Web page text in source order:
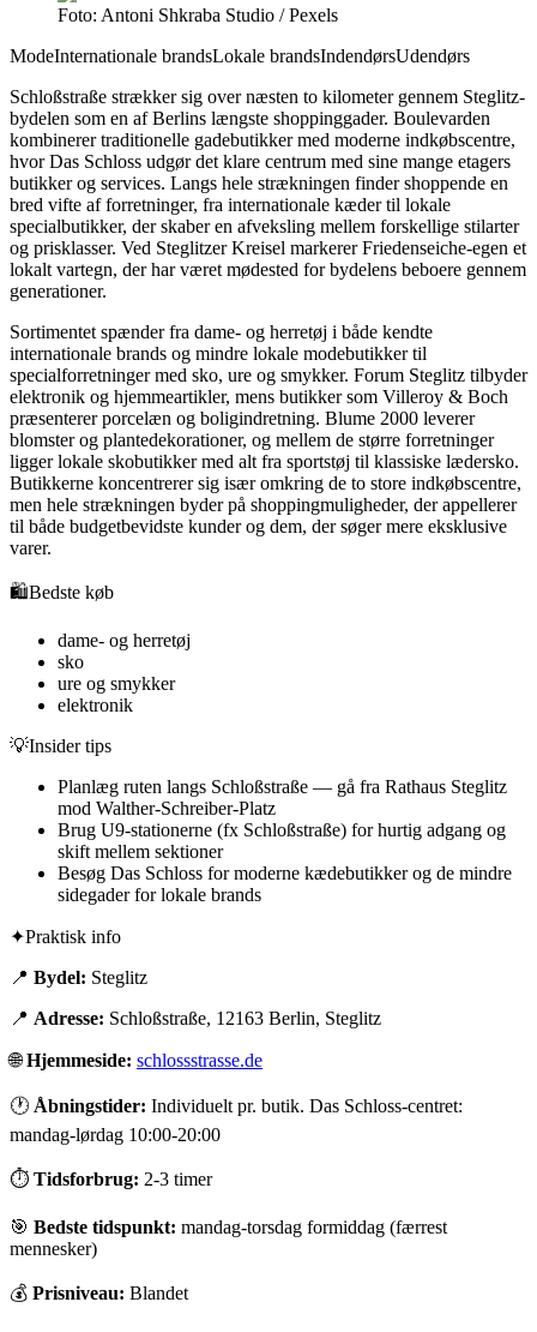
Foto: Antoni Shkraba Studio / Pexels
ModeInternationale brandsLokale brandsIndendørsUdendørs
Schloßstraße strækker sig over næsten to kilometer gennem Steglitz-
bydelen som en af Berlins længste shoppinggader. Boulevarden
kombinerer traditionelle gadebutikker med moderne indkøbscentre,
hvor Das Schloss udgør det klare centrum med sine mange etagers
butikker og services. Langs hele strækningen finder shoppende en
bred vifte af forretninger, fra internationale kæder til lokale
specialbutikker, der skaber en afveksling mellem forskellige stilarter
og prisklasser. Ved Steglitzer Kreisel markerer Friedenseiche-egen et
lokalt vartegn, der har været mødested for bydelens beboere gennem
generationer.
Sortimentet spænder fra dame- og herretøj i både kendte
internationale brands og mindre lokale modebutikker til
specialforretninger med sko, ure og smykker. Forum Steglitz tilbyder
elektronik og hjemmeartikler, mens butikker som Villeroy & Boch
præsenterer porcelæn og boligindretning. Blume 2000 leverer
blomster og plantedekorationer, og mellem de større forretninger
ligger lokale skobutikker med alt fra sportstøj til klassiske lædersko.
Butikkerne koncentrerer sig især omkring de to store indkøbscentre,
men hele strækningen byder på shoppingmuligheder, der appellerer
til både budgetbevidste kunder og dem, der søger mere eksklusive
varer.
🛍️Bedste køb
dame- og herretøj
sko
ure og smykker
elektronik
💡Insider tips
Planlæg ruten langs Schloßstraße — gå fra Rathaus Steglitz
mod Walther-Schreiber-Platz
Brug U9-stationerne (fx Schloßstraße) for hurtig adgang og
skift mellem sektioner
Besøg Das Schloss for moderne kædebutikker og de mindre
sidegader for lokale brands
✦Praktisk info
📍 Bydel: Steglitz
📍 Adresse: Schloßstraße, 12163 Berlin, Steglitz
🌐Hjemmeside: schlossstrasse.de
🕐 Åbningstider: Individuelt pr. butik. Das Schloss-centret:
mandag-lørdag 10:00-20:00
⏱ Tidsforbrug: 2-3 timer
🎯 Bedste tidspunkt: mandag-torsdag formiddag (færrest
mennesker)
💰 Prisniveau: Blandet